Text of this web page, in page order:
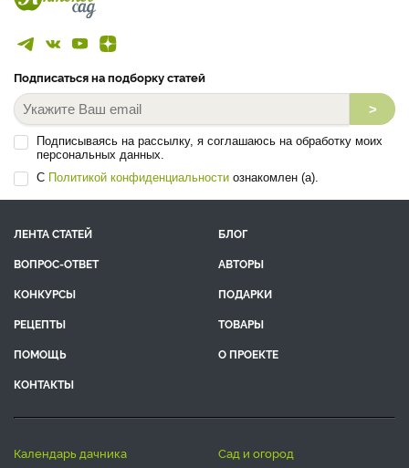
Подписаться на подборку статей
>
Подписываясь на рассылку, я соглашаюсь на обработку моих
персональных данных.
С Политикой конфиденциальности ознакомлен (а).
ЛЕНТА СТАТЕЙ
БЛОГ
ВОПРОС-ОТВЕТ
АВТОРЫ
КОНКУРСЫ
ПОДАРКИ
РЕЦЕПТЫ
ТОВАРЫ
ПОМОЩЬ
О ПРОЕКТЕ
КОНТАКТЫ
календарь дачника сад и огород